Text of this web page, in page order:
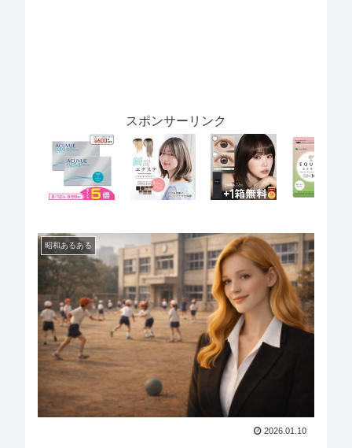
スポンサーリンク
昭和あるある
2026.01.10